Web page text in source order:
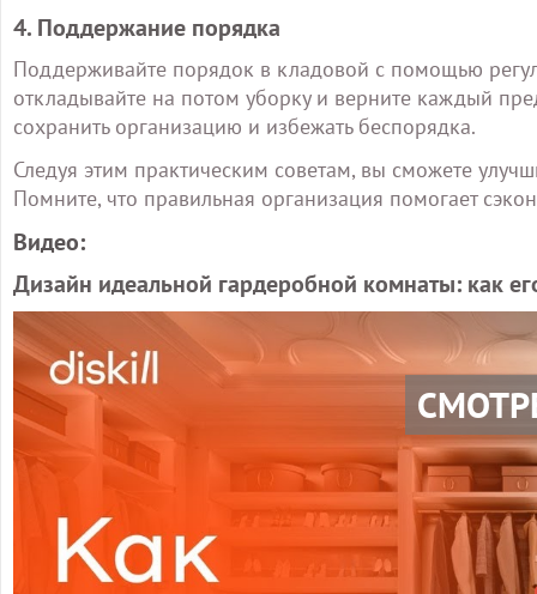
4. Поддержание порядка
Поддерживайте порядок в кладовой с помощью
откладывайте на потом уборку и верните каждый
сохранить организацию и избежать беспорядка.
Следуя этим практическим советам, вы сможете
Помните, что правильная организация помогает
Видео:
Дизайн идеальной гардеробной комнаты: как